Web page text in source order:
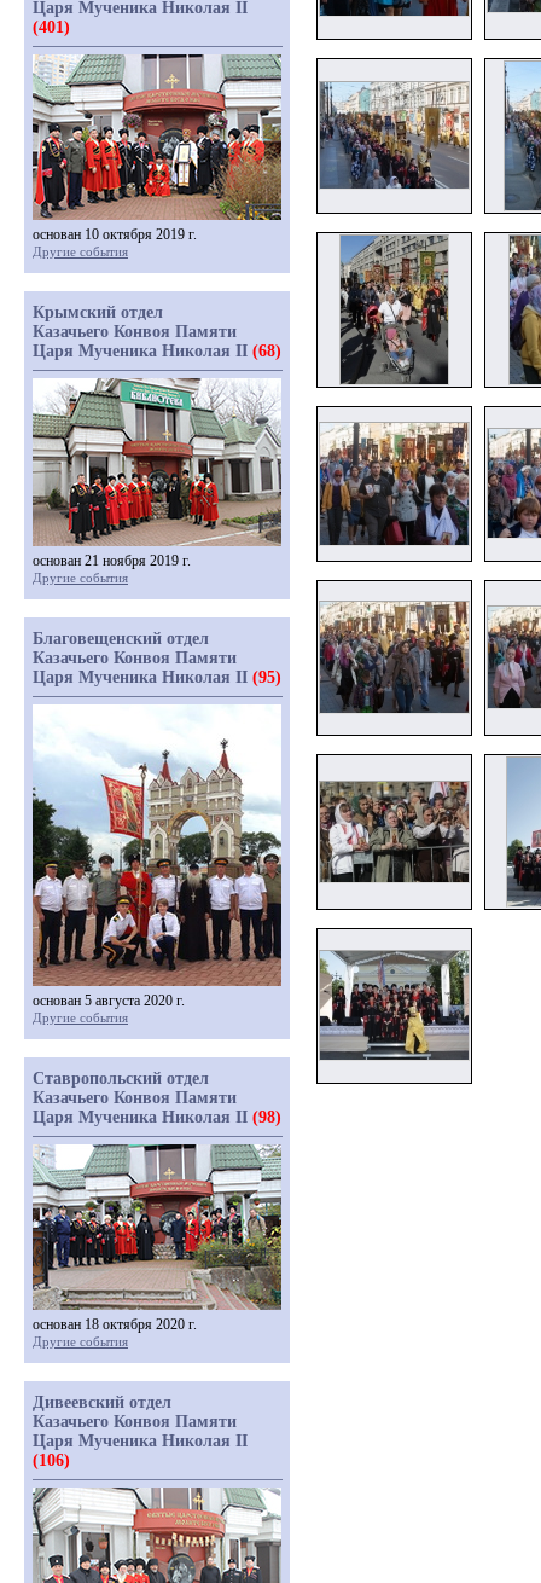
Царя Мученика Николая II
(401)
основан 10 октября 2019 г.
Другие события
Крымский отдел
Казачьего Конвоя Памяти
Царя Мученика Николая II (68)
основан 21 ноября 2019 г.
Другие события
Благовещенский отдел
Казачьего Конвоя Памяти
Царя Мученика Николая II (95)
основан 5 августа 2020 г.
Другие события
Ставропольский отдел
Казачьего Конвоя Памяти
Царя Мученика Николая II (98)
основан 18 октября 2020 г.
Другие события
Дивеевский отдел
Казачьего Конвоя Памяти
Царя Мученика Николая II
(106)